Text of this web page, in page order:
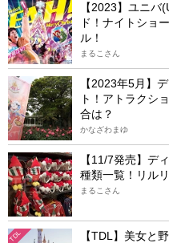
【2023】ユニ
ド！ナイトショ
ル！
まるこさん
【2023年5月】
ト！アトラクシ
合は？
かなざわまゆ
【11/7発売】デ
種類一覧！リル
まるこさん
TDL
【TDL】美女と